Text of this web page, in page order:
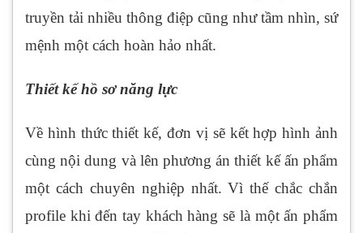
truyền tải nhiều thông điệp cũng như tầm nhìn, sứ
mệnh một cách hoàn hảo nhất.
Thiết kế hồ sơ năng lực
Về hình thức thiết kế, đơn vị sẽ kết hợp hình ảnh
cùng nội dung và lên phương án thiết kế ấn phẩm
một cách chuyên nghiệp nhất. Vì thế chắc chắn
profile khi đến tay khách hàng sẽ là một ấn phẩm